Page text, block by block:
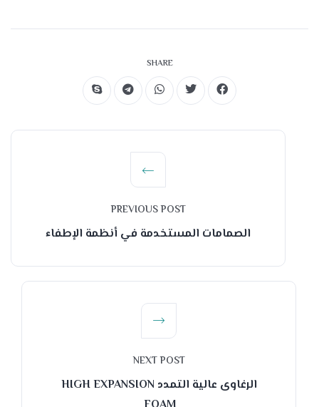
SHARE
PREVIOUS POST
الصمامات المستخدمة في أنظمة الإطفاء
NEXT POST
الرغاوى عالية التمدد HIGH EXPANSION